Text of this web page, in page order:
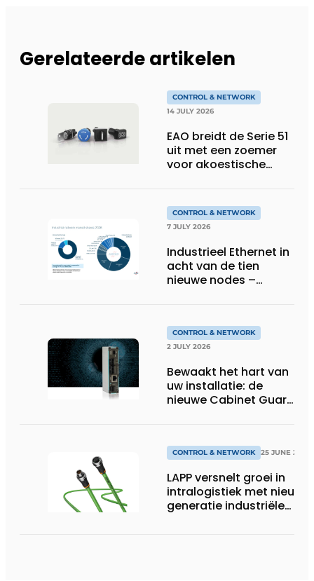
Gerelateerde artikelen
CONTROL & NETWORK
14 JULY 2026
EAO breidt de Serie 51
uit met een zoemer
voor akoestische
CONTROL & NETWORK
7 JULY 2026
Industrieel Ethernet in
acht van de tien
nieuwe nodes –
jaarlijkse analyse van
HMS Networks
CONTROL & NETWORK
2 JULY 2026
Bewaakt het hart van
uw installatie: de
nieuwe Cabinet Guard
CONTROL & NETWORK 25 JUNE 2026
LAPP versnelt groei in
intralogistiek met nieuwe
generatie industriële